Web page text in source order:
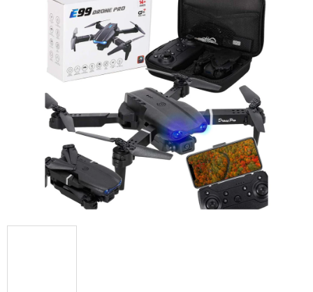
hvězdiček.